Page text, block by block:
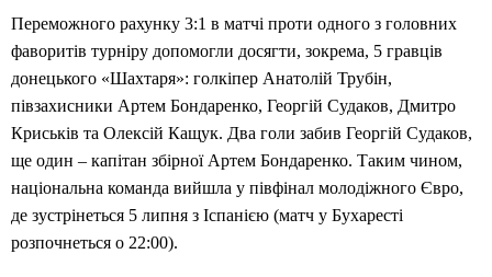
Переможного рахунку 3:1 в матчі проти одного з головних
фаворитів турніру допомогли досягти, зокрема, 5 гравців
донецького «Шахтаря»: голкіпер Анатолій Трубін,
півзахисники Артем Бондаренко, Георгій Судаков, Дмитро
Криськів та Олексій Кащук. Два голи забив Георгій Судаков,
ще один – капітан збірної Артем Бондаренко. Таким чином,
національна команда вийшла у півфінал молодіжного Євро,
де зустрінеться 5 липня з Іспанією (матч у Бухаресті
розпочнеться о 22:00).